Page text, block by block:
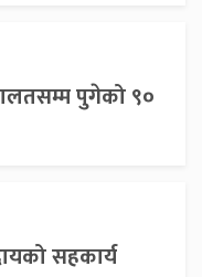
पुगेको ९०
सहकार्य